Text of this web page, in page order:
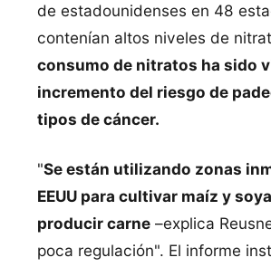
de estadounidenses en 48
contenían altos niveles de
consumo de nitratos ha sido
incremento del riesgo de
tipos de cáncer.
"Se están utilizando zonas
EEUU para cultivar maíz y
producir carne–explica
poca regulación". El informe